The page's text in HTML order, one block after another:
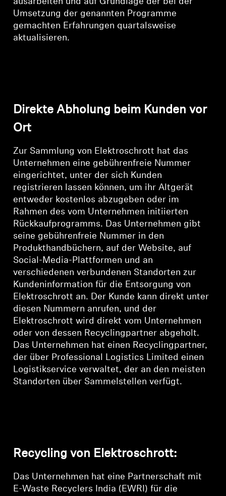
Umsetzung der genannten Programme
gemachten Erfahrungen quartalsweise
aktualisieren.
Direkte Abholung beim Kunden vor
Ort
Zur Sammlung von Elektroschrott hat das
Unternehmen eine gebührenfreie Nummer
eingerichtet, unter der sich Kunden
registrieren lassen können, um ihr Altgerät
entweder kostenlos abzugeben oder im
Rahmen des vom Unternehmen initiierten
Rückkaufprogramms. Das Unternehmen gibt
seine gebührenfreie Nummer in den
Produkthandbüchern, auf der Website, auf
Social-Media-Plattformen und an
verschiedenen verbundenen Standorten zur
Kundeninformation für die Entsorgung von
Elektroschrott an. Der Kunde kann direkt unter
diesen Nummern anrufen, und der
Elektroschrott wird direkt vom Unternehmen
oder von dessen Recyclingpartner abgeholt.
Das Unternehmen hat einen Recyclingpartner,
der über Professional Logistics Limited einen
Logistikservice verwaltet, der an den meisten
Standorten über Sammelstellen verfügt.
Recycling von Elektroschrott:
Das Unternehmen hat eine Partnerschaft mit
E-Waste Recyclers India (EWRI) für die